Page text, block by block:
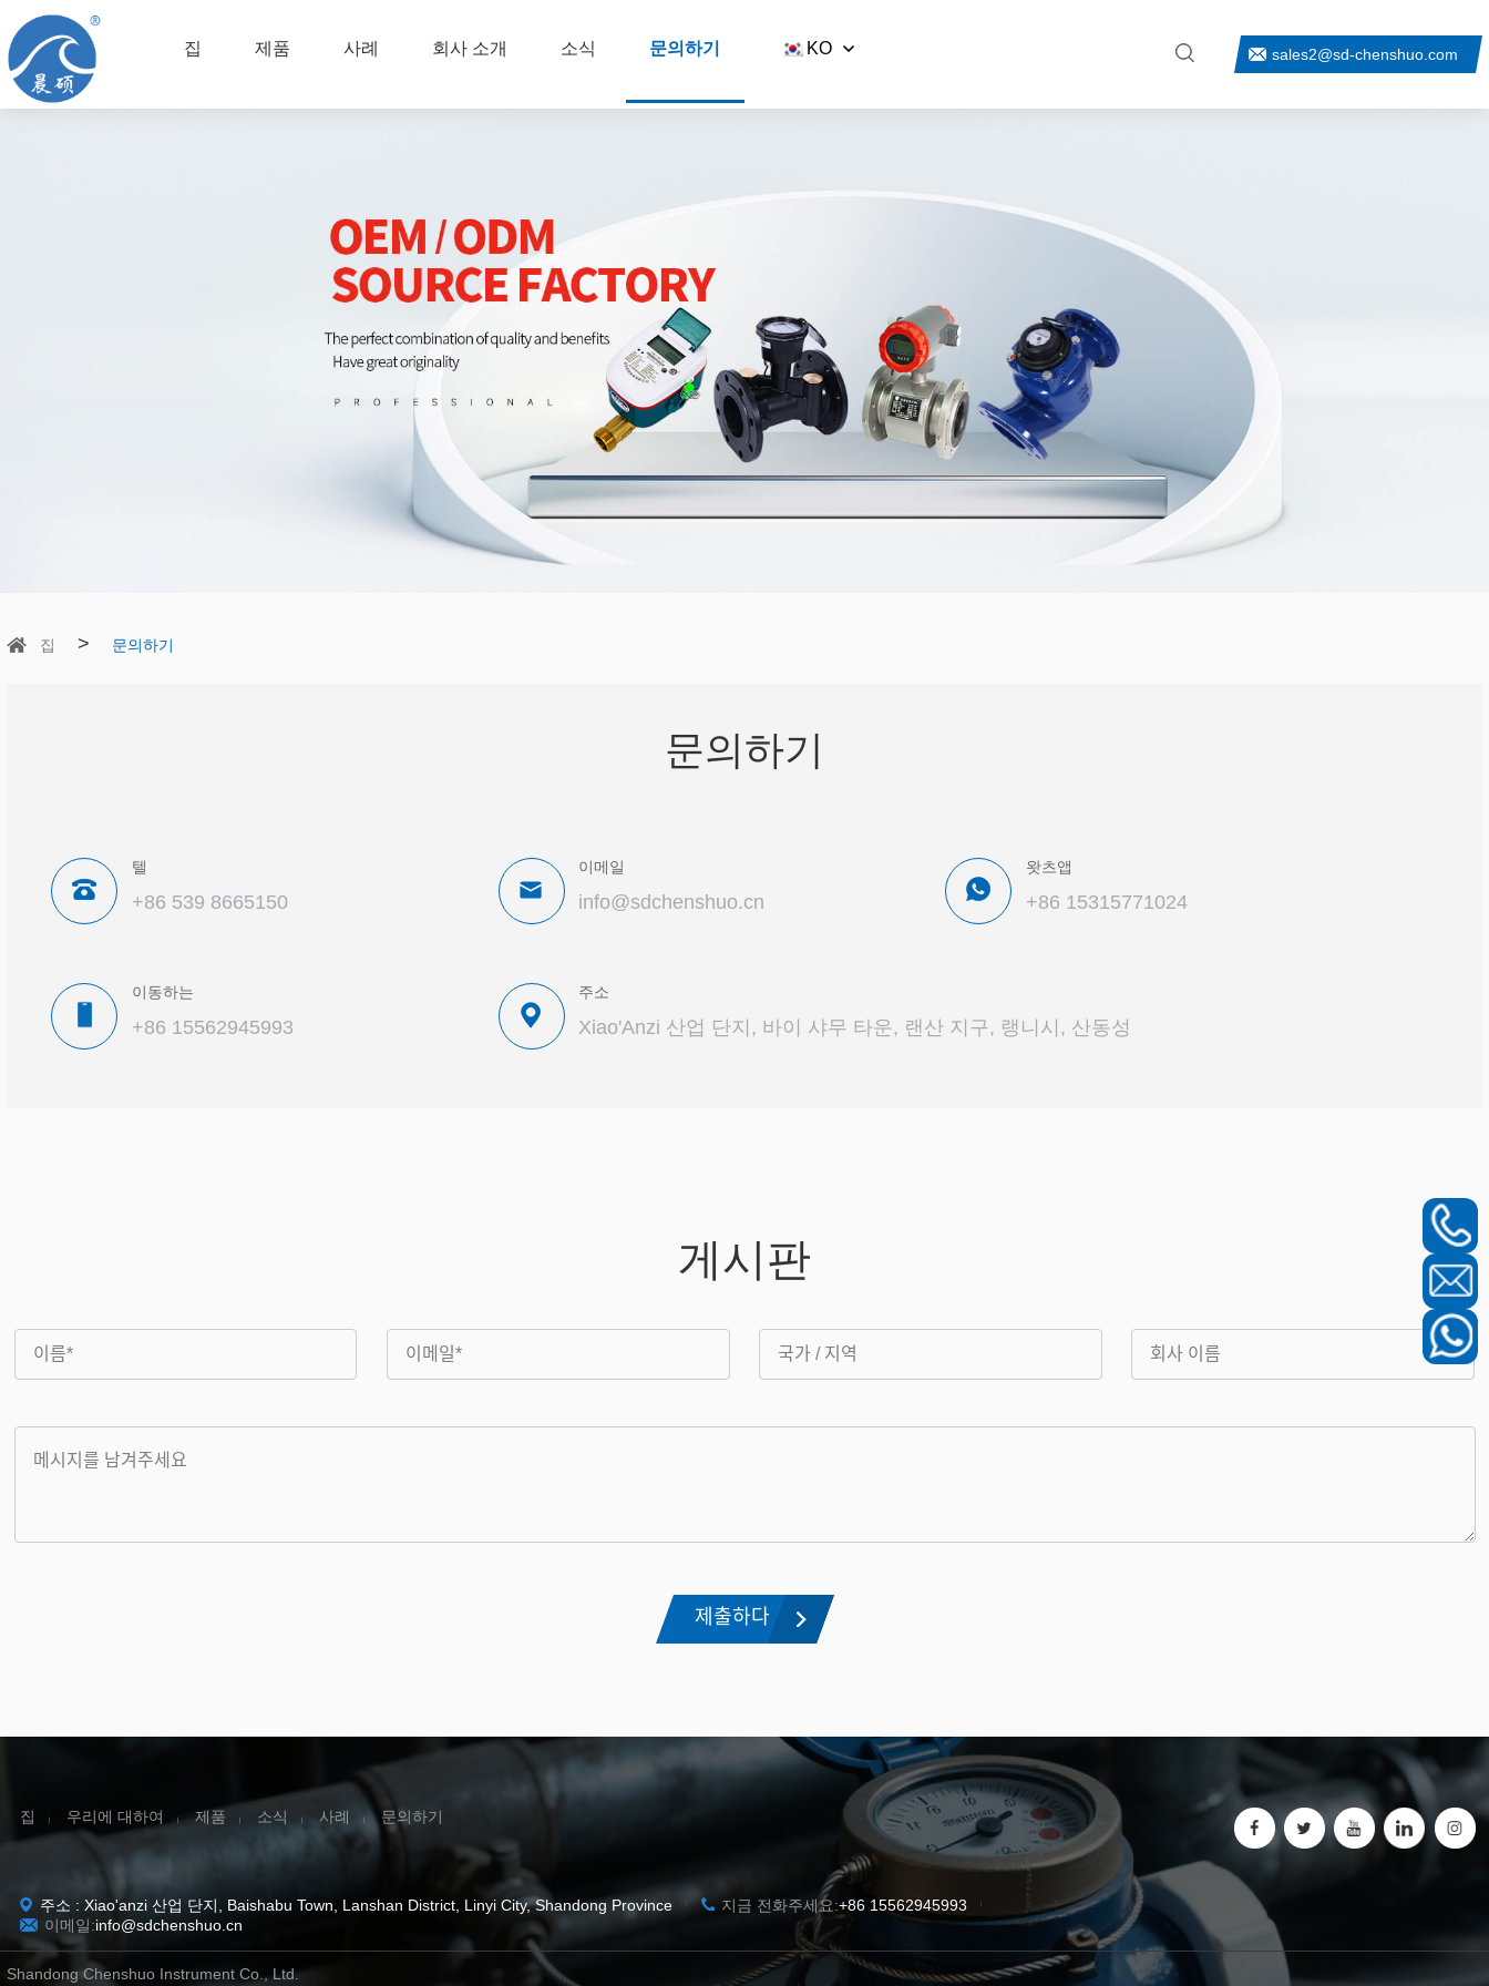
집 제품 사례 회사 소개 소식 문의하기 sales2@sd-chenshuo.com
KO
집 > 문의하기
문의하기
텔
+86 539 8665150
이메일
info@sdchenshuo.cn
왓츠앱
+86 15315771024
이동하는
+86 15562945993
주소
Xiao'Anzi 산업 단지, 바이 샤무 타운, 랜산 지구, 랭니시, 산동성
게시판
집 | 우리에 대하여 | 제품 | 소식 | 사례 | 문의하기
주소 : Xiao'anzi 산업 단지, Baishabu Town, Lanshan District, Linyi City, Shandong Province 지금 전화주세요:+86 15562945993
이메일:info@sdchenshuo.cn
Shandong Chenshuo Instrument Co., Ltd.